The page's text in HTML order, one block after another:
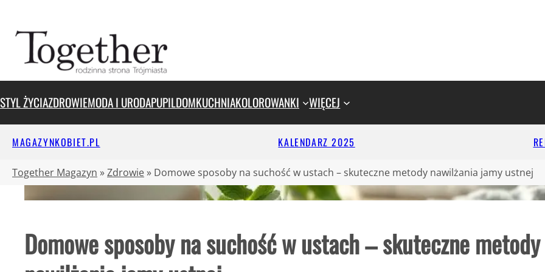
treści
STYL ŻYCIAZDROWIEMODA I URODAPUPILDOMKUCHNIAKOLOROWANKI WIĘCEJ
MAGAZYNKOBIET.PL KALENDARZ 2025
Together Magazyn »Zdrowie» Domowe sposoby na suchość w ustach – skuteczne metody nawilżania jamy ustnej
Domowe sposoby na suchość w ustach – skuteczne metody